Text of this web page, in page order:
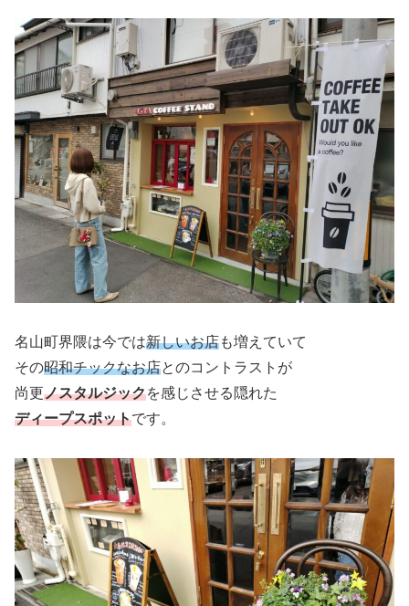
名山町界隈は今では新しいお店も増えていて
その昭和チックなお店とのコントラストが
尚更ノスタルジックを感じさせる隠れた
ディープスポットです。